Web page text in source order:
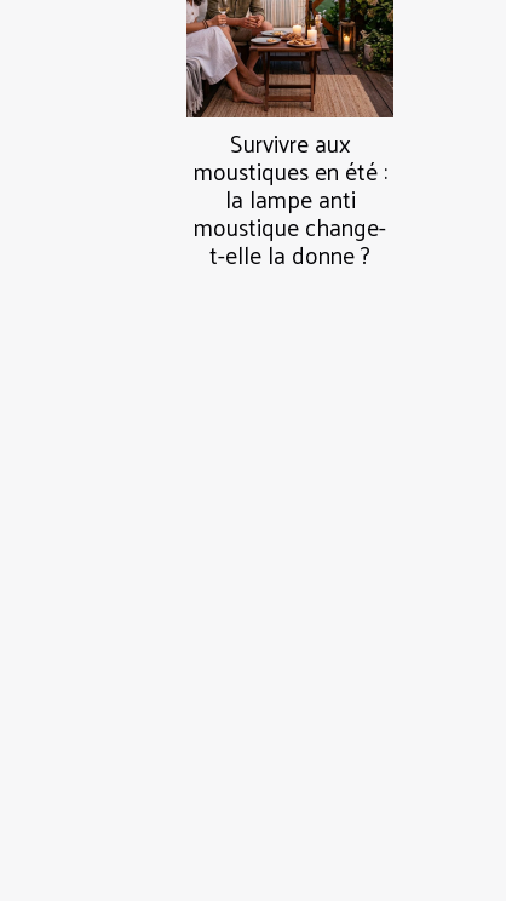
Survivre aux
moustiques en été :
la lampe anti
moustique change-
t-elle la donne ?